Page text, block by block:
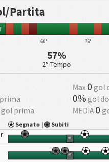
Partita
60' 75'
57%
2° Tempo
Max 0 gol
0% gol
gol prima MEDIA 0
Segnato | Subiti
HT
HT